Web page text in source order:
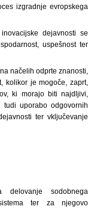
izgradnje evropskega
dejavnosti se
uspešnost ter
načelih odprte znanosti,
kolikor je mogoče, zaprt,
ki morajo biti najdljivi,
uporabo odgovornih
ter vključevanje
sodobnega
ter za njegovo